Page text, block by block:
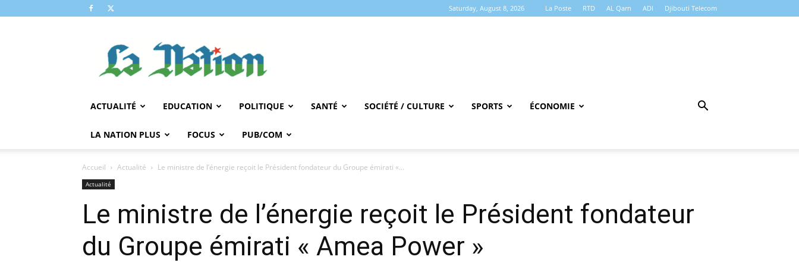
Saturday, August 8, 2026 La Poste RTD AL Qarn ADI Djibouti Telecom
NATION
ACTUALITÉ EDUCATION POLITIQUE SANTÉ SOCIÉTÉ / CULTURE SPORTS ÉCONOMIE
LA NATION PLUS FOCUS PUB/COM
Accueil Actualité Le ministre de l’énergie reçoit le Président fondateur du Groupe émirati «...
Actualité
Le ministre de l’énergie reçoit le Président fondateur
du Groupe émirati « Amea Power »